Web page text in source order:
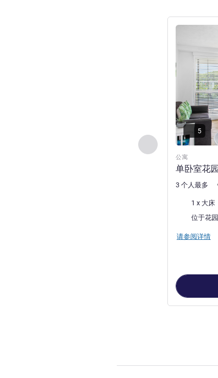
上一个 - 公寓
公寓
单卧室花
请参阅详情
5
3 个人最多
床上用品1 x 大床
位于花
请参阅详情